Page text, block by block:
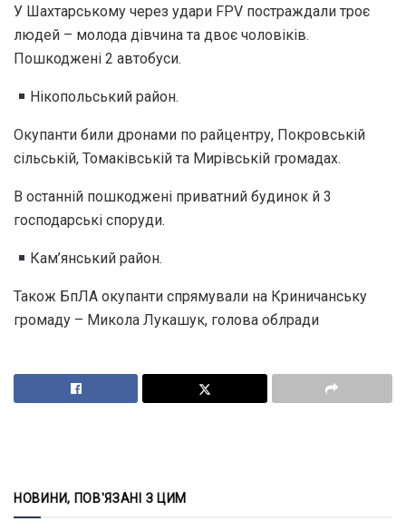
У Шахтарському через удари FPV постраждали троє
людей – молода дівчина та двоє чоловіків.
Пошкоджені 2 автобуси.
Нікопольський район.
Окупанти били дронами по райцентру, Покровській
сільській, Томаківській та Мирівській громадах.
В останній пошкоджені приватний будинок й 3
господарські споруди.
Кам’янський район.
Також БпЛА окупанти спрямували на Криничанську
громаду – Микола Лукашук, голова облради
НОВИНИ, ПОВ'ЯЗАНІ З ЦИМ